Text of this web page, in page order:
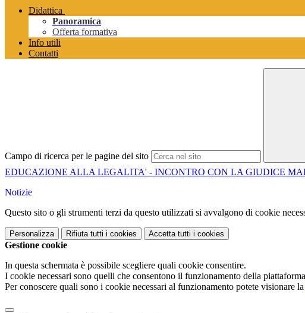
Didattica
Panoramica
Offerta formativa
Info utili
Contatti
Campo di ricerca per le pagine del sito
EDUCAZIONE ALLA LEGALITA' - INCONTRO CON LA GIUDICE
Notizie
Questo sito o gli strumenti terzi da questo utilizzati si avvalgono di cookie
Personalizza Rifiuta tutti i cookies Accetta tutti i cookies
Gestione cookie
In questa schermata è possibile scegliere quali cookie consentire.
I cookie necessari sono quelli che consentono il funzionamento della
Per conoscere quali sono i cookie necessari al funzionamento potete visionare la